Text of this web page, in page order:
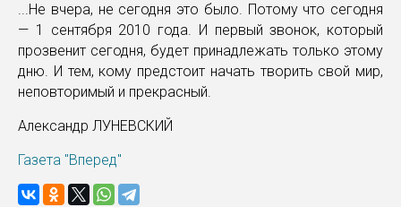
...Не вчера, не сегодня это было. Потому что сегодня
— 1 сентября 2010 года. И первый звонок, который
прозвенит сегодня, будет принадлежать только этому
дню. И тем, кому предстоит начать творить свой мир,
неповторимый и прекрасный.
Александр ЛУНЕВСКИЙ
Газета "Вперед"